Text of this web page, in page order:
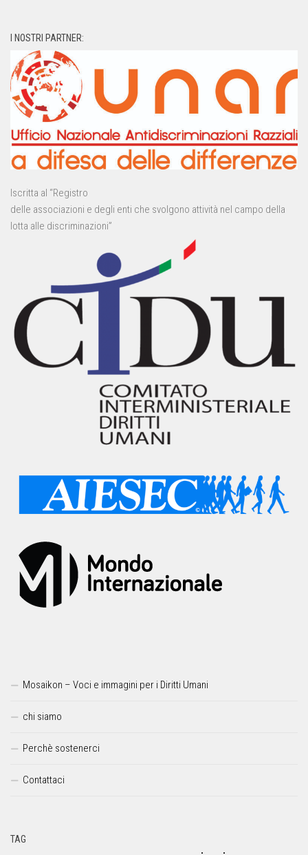
I NOSTRI PARTNER:
Iscritta al “Registro
delle associazioni e degli enti che svolgono attività nel campo della
lotta alle discriminazioni”
Mosaikon – Voci e immagini per i Diritti Umani
chi siamo
Perchè sostenerci
Contattaci
TAG